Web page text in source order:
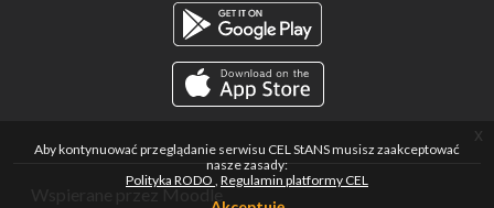
Aby kontynuować przeglądanie serwisu CEL StANS musisz zaakceptować
nasze zasady:
Polityka RODO Regulamin platformy CEL
x
Wspierane przezMoodle